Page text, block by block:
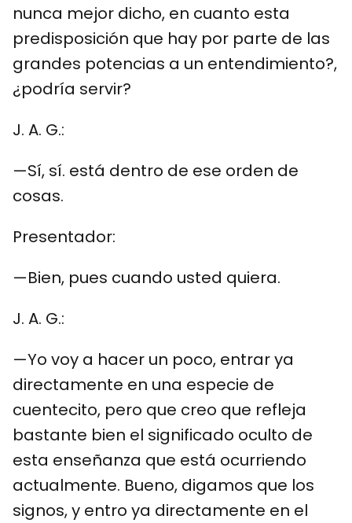
nunca mejor dicho, en cuanto esta
predisposición que hay por parte de las
grandes potencias a un entendimiento?,
¿podría servir?
J. A. G.:
—Sí, sí. está dentro de ese orden de
cosas.
Presentador:
—Bien, pues cuando usted quiera.
J. A. G.:
—Yo voy a hacer un poco, entrar ya
directamente en una especie de
cuentecito, pero que creo que refleja
bastante bien el significado oculto de
esta enseñanza que está ocurriendo
actualmente. Bueno, digamos que los
signos, y entro ya directamente en el